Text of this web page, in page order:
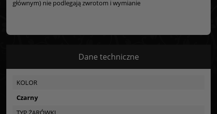
głównym) nie podlegają zwrotom i wymianie
Dane techniczne
KOLOR
Czarny